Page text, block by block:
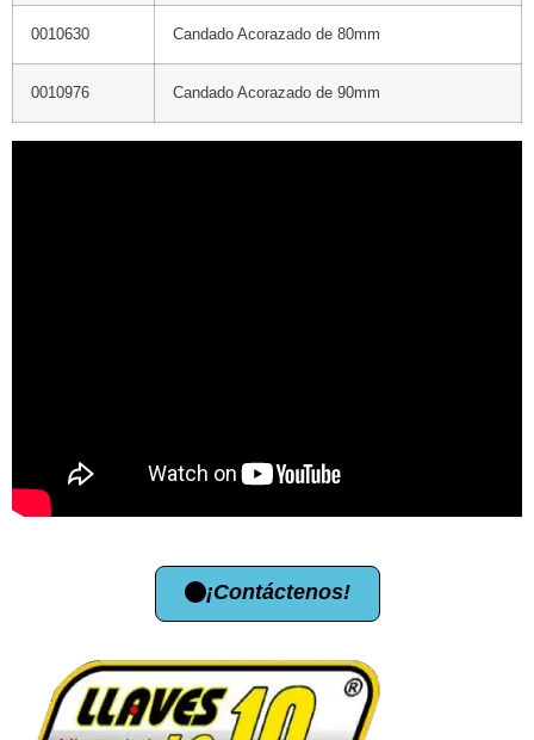
0010630 Candado Acorazado de 80mm
0010976 Candado Acorazado de 90mm
¡Contáctenos!